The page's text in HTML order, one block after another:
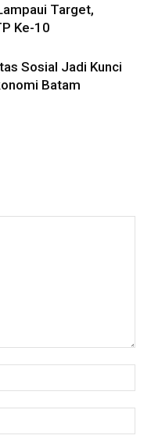
Target,
Ke-10
Sosial Jadi Kunci
Batam